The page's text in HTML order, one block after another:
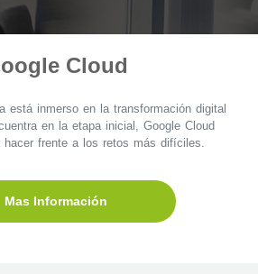
Cloud
está inmerso en la transformación digital
en la etapa inicial, Google Cloud
hacer frente a los retos más difíciles.
Mas Información